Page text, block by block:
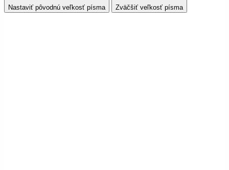
Nastaviť pôvodnú veľkosť písma Zväčšiť veľkosť písma